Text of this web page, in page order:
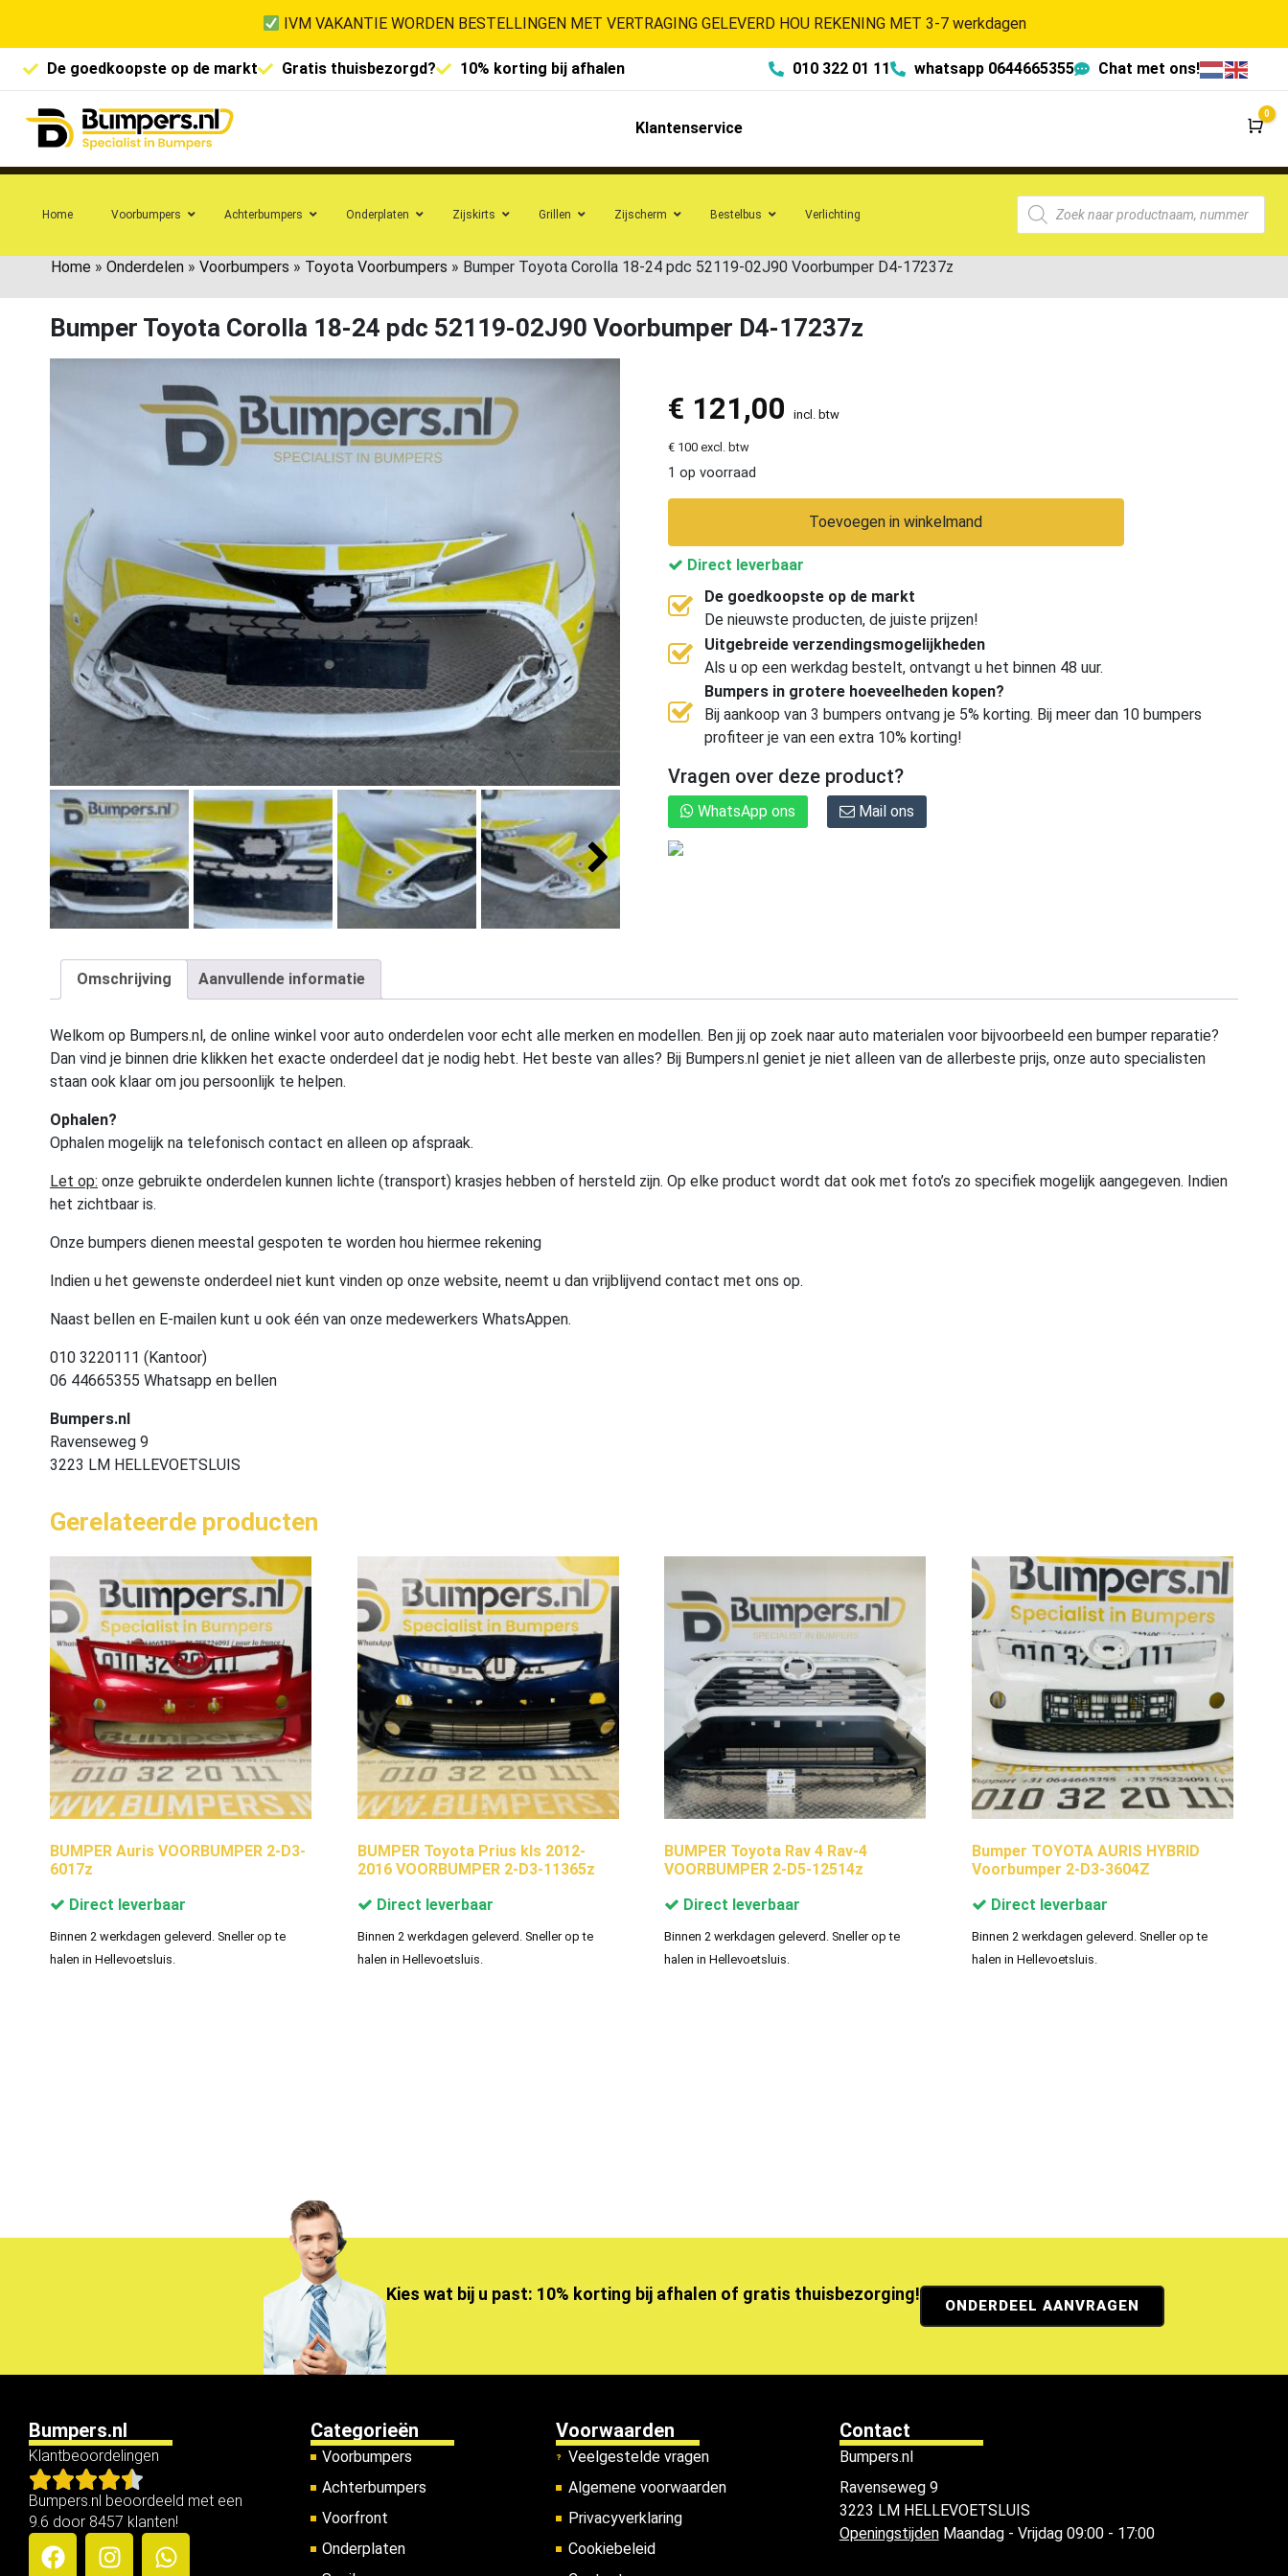
IVM VAKANTIE WORDEN BESTELLINGEN MET VERTRAGING GELEVERD HOU REKENING MET 3-7 werkdagen
De goedkoopste op de markt Gratis thuisbezorgd? 10% korting bij afhalen 010 322 01 11 whatsapp 0644665355 Chat met ons!
Klantenservice
0
Home Voorbumpers Achterbumpers Onderplaten Zijskirts Grillen Zijscherm Bestelbus Verlichting
Home » Onderdelen » Voorbumpers » Toyota Voorbumpers » Bumper Toyota Corolla 18-24 pdc 52119-02J90 Voorbumper D4-17237z
Bumper Toyota Corolla 18-24 pdc 52119-02J90 Voorbumper D4-17237z
€ 121,00 incl. btw
€ 100 excl. btw
1 op voorraad
Toevoegen in winkelmand
Direct leverbaar
De goedkoopste op de markt
De nieuwste producten, de juiste prijzen!
Uitgebreide verzendingsmogelijkheden
Als u op een werkdag bestelt, ontvangt u het binnen 48 uur.
Bumpers in grotere hoeveelheden kopen?
Bij aankoop van 3 bumpers ontvang je 5% korting. Bij meer dan 10 bumpers
profiteer je van een extra 10% korting!
Vragen over deze product?
WhatsApp ons Mail ons
Omschrijving Aanvullende informatie
Welkom op Bumpers.nl, de online winkel voor auto onderdelen voor echt alle merken en modellen. Ben jij op zoek naar auto materialen voor bijvoorbeeld een bumper reparatie?
Dan vind je binnen drie klikken het exacte onderdeel dat je nodig hebt. Het beste van alles? Bij Bumpers.nl geniet je niet alleen van de allerbeste prijs, onze auto specialisten
staan ook klaar om jou persoonlijk te helpen.
Ophalen?
Ophalen mogelijk na telefonisch contact en alleen op afspraak.
Let op: onze gebruikte onderdelen kunnen lichte (transport) krasjes hebben of hersteld zijn. Op elke product wordt dat ook met foto’s zo specifiek mogelijk aangegeven. Indien
het zichtbaar is.
Onze bumpers dienen meestal gespoten te worden hou hiermee rekening
Indien u het gewenste onderdeel niet kunt vinden op onze website, neemt u dan vrijblijvend contact met ons op.
Naast bellen en E-mailen kunt u ook één van onze medewerkers WhatsAppen.
010 3220111 (Kantoor)
06 44665355 Whatsapp en bellen
Bumpers.nl
Ravenseweg 9
3223 LM HELLEVOETSLUIS
Gerelateerde producten
BUMPER Auris VOORBUMPER 2-D3-
6017z
Direct leverbaar
Binnen 2 werkdagen geleverd. Sneller op te
halen in Hellevoetsluis.
BUMPER Toyota Prius kls 2012-
2016 VOORBUMPER 2-D3-11365z
Direct leverbaar
Binnen 2 werkdagen geleverd. Sneller op te
halen in Hellevoetsluis.
BUMPER Toyota Rav 4 Rav-4
VOORBUMPER 2-D5-12514z
Direct leverbaar
Binnen 2 werkdagen geleverd. Sneller op te
halen in Hellevoetsluis.
Bumper TOYOTA AURIS HYBRID
Voorbumper 2-D3-3604Z
Direct leverbaar
Binnen 2 werkdagen geleverd. Sneller op te
halen in Hellevoetsluis.
Kies wat bij u past: 10% korting bij afhalen of gratis thuisbezorging!
ONDERDEEL AANVRAGEN
Bumpers.nl
Klantbeoordelingen
Bumpers.nl beoordeeld met een
9.6 door 8457 klanten!
Categorieën
Voorbumpers
Achterbumpers
Voorfront
Onderplaten
Voorwaarden
Veelgestelde vragen
Algemene voorwaarden
Privacyverklaring
Cookiebeleid
Contact
Bumpers.nl
Ravenseweg 9
3223 LM HELLEVOETSLUIS
OpeningstijdenMaandag - Vrijdag 09:00 - 17:00